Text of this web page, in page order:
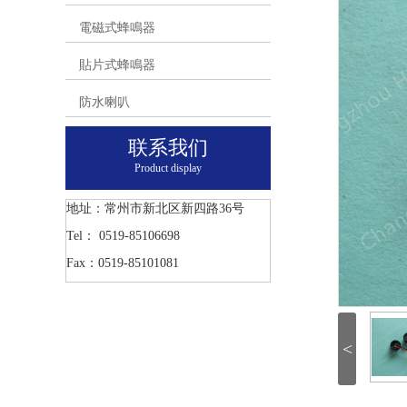
電磁式蜂鳴器
貼片式蜂鳴器
防水喇叭
联系我们
Product display
地址：常州市新北区新四路36号
Tel： 0519-85106698
Fax：0519-85101081
<